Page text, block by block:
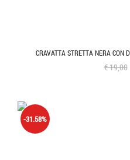
CRAVATTA STRETTA NERA CON
€ 19,00
-31.58%